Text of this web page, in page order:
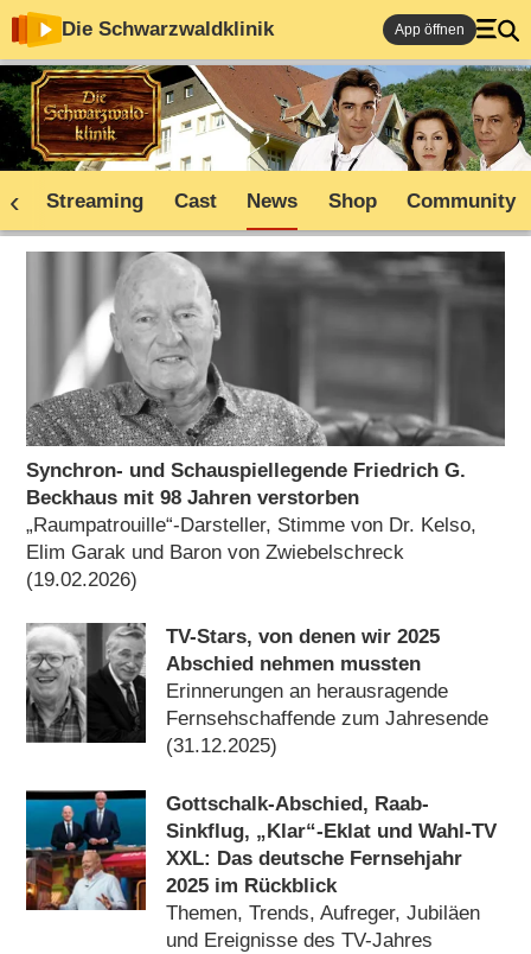
Die Schwarzwaldklinik App öffnen
Streaming Cast News Shop Community
Synchron- und Schauspiellegende Friedrich G.
Beckhaus mit 98 Jahren verstorben
„Raumpatrouille“-Darsteller, Stimme von Dr. Kelso,
Elim Garak und Baron von Zwiebelschreck
(19.02.2026)
TV-Stars, von denen wir 2025
Abschied nehmen mussten
Erinnerungen an herausragende
Fernsehschaffende zum Jahresende
(31.12.2025)
Gottschalk-Abschied, Raab-
Sinkflug, „Klar“-Eklat und Wahl-TV
XXL: Das deutsche Fernsehjahr
2025 im Rückblick
Themen, Trends, Aufreger, Jubiläen
und Ereignisse des TV-Jahres